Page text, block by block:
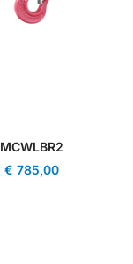
MCWLBR2
€ 785,00